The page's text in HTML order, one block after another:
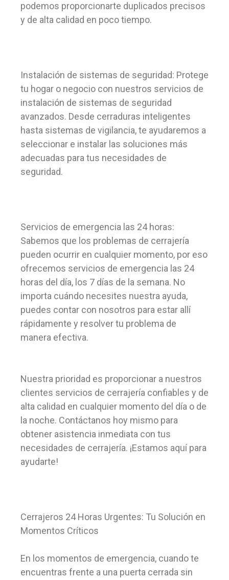
podemos proporcionarte duplicados precisos
y de alta calidad en poco tiempo.
Instalación de sistemas de seguridad: Protege
tu hogar o negocio con nuestros servicios de
instalación de sistemas de seguridad
avanzados. Desde cerraduras inteligentes
hasta sistemas de vigilancia, te ayudaremos a
seleccionar e instalar las soluciones más
adecuadas para tus necesidades de
seguridad.
Servicios de emergencia las 24 horas:
Sabemos que los problemas de cerrajería
pueden ocurrir en cualquier momento, por eso
ofrecemos servicios de emergencia las 24
horas del día, los 7 días de la semana. No
importa cuándo necesites nuestra ayuda,
puedes contar con nosotros para estar allí
rápidamente y resolver tu problema de
manera efectiva.
Nuestra prioridad es proporcionar a nuestros
clientes servicios de cerrajería confiables y de
alta calidad en cualquier momento del día o de
la noche. Contáctanos hoy mismo para
obtener asistencia inmediata con tus
necesidades de cerrajería. ¡Estamos aquí para
ayudarte!
Cerrajeros 24 Horas Urgentes: Tu Solución en
Momentos Críticos
En los momentos de emergencia, cuando te
encuentras frente a una puerta cerrada sin